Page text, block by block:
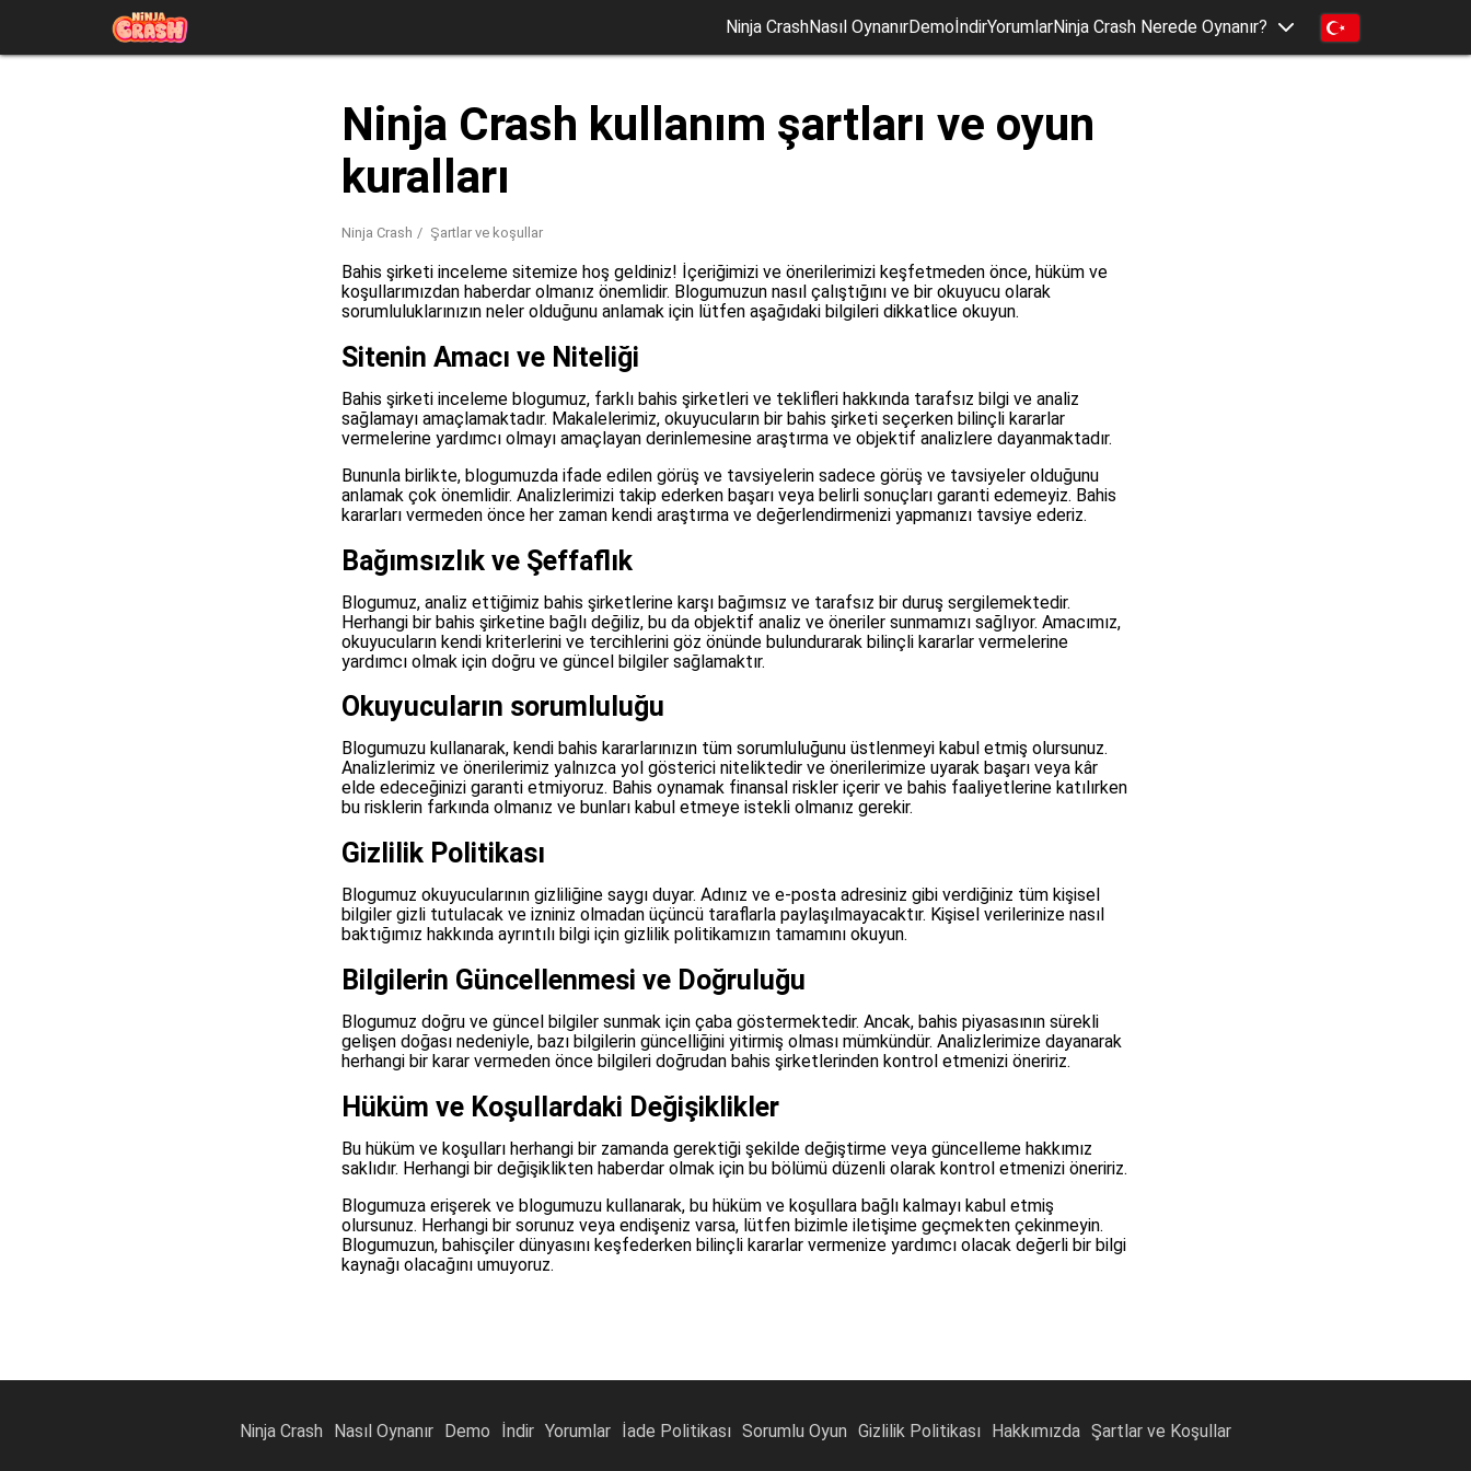
Ninja CrashNasıl OynanırDemoİndirYorumlarNinja Crash Nerede Oynanır?
Ninja Crash kullanım şartları ve oyun
kuralları
Ninja Crash Şartlar ve koşullar
Bahis şirketi inceleme sitemize hoş geldiniz! İçeriğimizi ve önerilerimizi keşfetmeden önce, hüküm ve
koşullarımızdan haberdar olmanız önemlidir. Blogumuzun nasıl çalıştığını ve bir okuyucu olarak
sorumluluklarınızın neler olduğunu anlamak için lütfen aşağıdaki bilgileri dikkatlice okuyun.
Sitenin Amacı ve Niteliği
Bahis şirketi inceleme blogumuz, farklı bahis şirketleri ve teklifleri hakkında tarafsız bilgi ve analiz
sağlamayı amaçlamaktadır. Makalelerimiz, okuyucuların bir bahis şirketi seçerken bilinçli kararlar
vermelerine yardımcı olmayı amaçlayan derinlemesine araştırma ve objektif analizlere dayanmaktadır.
Bununla birlikte, blogumuzda ifade edilen görüş ve tavsiyelerin sadece görüş ve tavsiyeler olduğunu
anlamak çok önemlidir. Analizlerimizi takip ederken başarı veya belirli sonuçları garanti edemeyiz. Bahis
kararları vermeden önce her zaman kendi araştırma ve değerlendirmenizi yapmanızı tavsiye ederiz.
Bağımsızlık ve Şeffaflık
Blogumuz, analiz ettiğimiz bahis şirketlerine karşı bağımsız ve tarafsız bir duruş sergilemektedir.
Herhangi bir bahis şirketine bağlı değiliz, bu da objektif analiz ve öneriler sunmamızı sağlıyor. Amacımız,
okuyucuların kendi kriterlerini ve tercihlerini göz önünde bulundurarak bilinçli kararlar vermelerine
yardımcı olmak için doğru ve güncel bilgiler sağlamaktır.
Okuyucuların sorumluluğu
Blogumuzu kullanarak, kendi bahis kararlarınızın tüm sorumluluğunu üstlenmeyi kabul etmiş olursunuz.
Analizlerimiz ve önerilerimiz yalnızca yol gösterici niteliktedir ve önerilerimize uyarak başarı veya kâr
elde edeceğinizi garanti etmiyoruz. Bahis oynamak finansal riskler içerir ve bahis faaliyetlerine katılırken
bu risklerin farkında olmanız ve bunları kabul etmeye istekli olmanız gerekir.
Gizlilik Politikası
Blogumuz okuyucularının gizliliğine saygı duyar. Adınız ve e-posta adresiniz gibi verdiğiniz tüm kişisel
bilgiler gizli tutulacak ve izniniz olmadan üçüncü taraflarla paylaşılmayacaktır. Kişisel verilerinize nasıl
baktığımız hakkında ayrıntılı bilgi için gizlilik politikamızın tamamını okuyun.
Bilgilerin Güncellenmesi ve Doğruluğu
Blogumuz doğru ve güncel bilgiler sunmak için çaba göstermektedir. Ancak, bahis piyasasının sürekli
gelişen doğası nedeniyle, bazı bilgilerin güncelliğini yitirmiş olması mümkündür. Analizlerimize dayanarak
herhangi bir karar vermeden önce bilgileri doğrudan bahis şirketlerinden kontrol etmenizi öneririz.
Hüküm ve Koşullardaki Değişiklikler
Bu hüküm ve koşulları herhangi bir zamanda gerektiği şekilde değiştirme veya güncelleme hakkımız
saklıdır. Herhangi bir değişiklikten haberdar olmak için bu bölümü düzenli olarak kontrol etmenizi öneririz.
Blogumuza erişerek ve blogumuzu kullanarak, bu hüküm ve koşullara bağlı kalmayı kabul etmiş
olursunuz. Herhangi bir sorunuz veya endişeniz varsa, lütfen bizimle iletişime geçmekten çekinmeyin.
Blogumuzun, bahisçiler dünyasını keşfederken bilinçli kararlar vermenize yardımcı olacak değerli bir bilgi
kaynağı olacağını umuyoruz.
Ninja Crash Nasıl Oynanır Demo İndir Yorumlar İade Politikası Sorumlu Oyun Gizlilik Politikası Hakkımızda Şartlar ve Koşullar